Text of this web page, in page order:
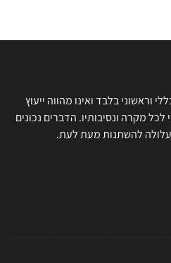
וראשוני בלבד ואינו מהווה ייעוץ
מקרה ונסיבותיו. הדברים נכונים
עלולה להשתנות מעת לעת.